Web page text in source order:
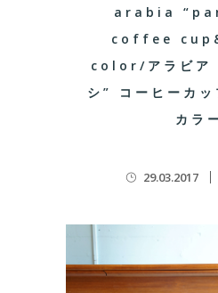
arabia
coffee
color/アラビア
シ” コーヒーカッ
カラ
29.03.2017